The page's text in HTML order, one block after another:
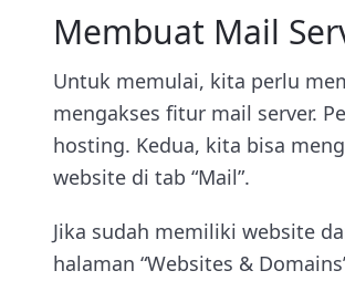
Membuat Mail
Untuk memulai, kita perlu
mengakses fitur mail server.
hosting. Kedua, kita bisa
website di tab “Mail”.
Jika sudah memiliki website
halaman “Websites &